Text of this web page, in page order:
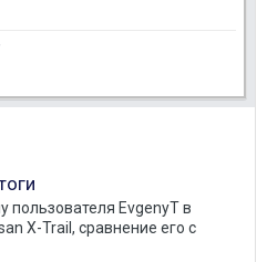
пользователя EvgenyTв
X-Trail, сравнение его с